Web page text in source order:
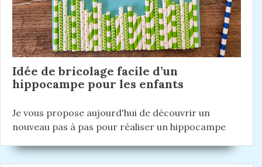
Idée de bricolage facile d’un
hippocampe pour les enfants
Je vous propose aujourd'hui de découvrir un
nouveau pas à pas pour réaliser un hippocampe